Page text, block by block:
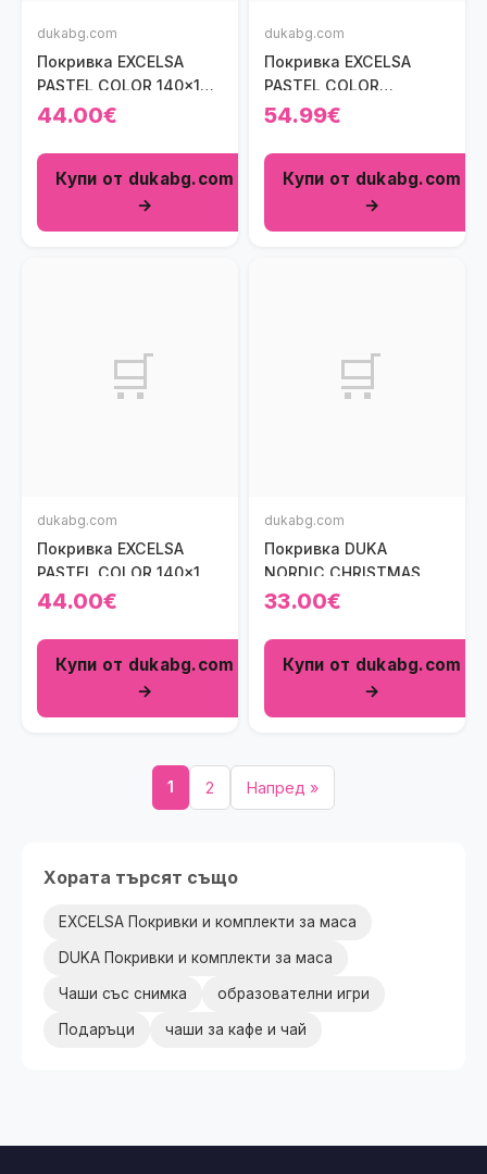
dukabg.com
Покривка EXCELSA
PASTEL COLOR 140x180
см., лилав
44.00€
Купи от dukabg.com
→
dukabg.com
Покривка EXCELSA
PASTEL COLOR
140x240 см., розов
54.99€
Купи от dukabg.com
→
🛒
dukabg.com
Покривка EXCELSA
PASTEL COLOR 140x180
см., бежов
44.00€
Купи от dukabg.com
→
🛒
dukabg.com
Покривка DUKA
NORDIC CHRISTMAS
180x140 см.
33.00€
Купи от dukabg.com
→
1 2 Напред »
Хората търсят също
EXCELSA Покривки и комплекти за маса
DUKA Покривки и комплекти за маса
Чаши със снимка образователни игри
Подаръци чаши за кафе и чай